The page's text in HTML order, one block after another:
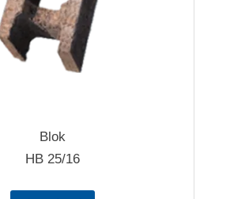
Blok
HB 25/16